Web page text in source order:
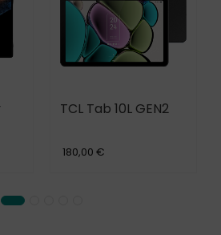
TCL Tab 10L GEN2
180,00 €